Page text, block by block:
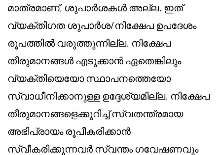
മാത്രമാണ്, ശുപാർശകൾ അല്ല. ഇത്
വ്യക്തിഗത ശുപാർശ/നിക്ഷേപ ഉപദേശം
രൂപത്തിൽ വരുത്തുന്നില്ല. നിക്ഷേപ
തീരുമാനങ്ങൾ എടുക്കാൻ ഏതെങ്കിലും
വ്യക്തിയെയോ സ്ഥാപനത്തെയോ
സ്വാധീനിക്കാനുള്ള ഉദ്ദേശ്യമില്ല. നിക്ഷേപ
തീരുമാനങ്ങളെക്കുറിച്ച് സ്വതന്ത്രമായ
അഭിപ്രായം രൂപീകരിക്കാൻ
സ്വീകരിക്കുന്നവർ സ്വന്തം ഗവേഷണവും